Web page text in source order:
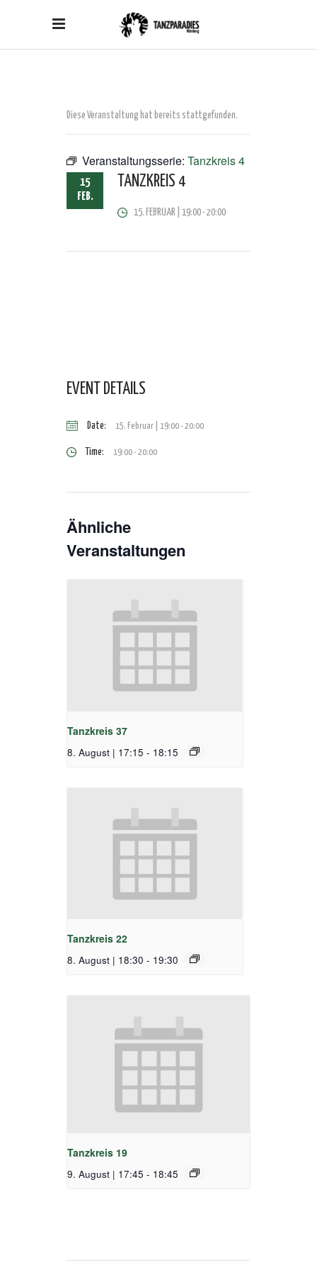
Diese Veranstaltung hat bereits stattgefunden.
Veranstaltungsserie: Tanzkreis 4
15
FEB.
TANZKREIS 4
15. FEBRUAR | 19:00-20:00
EVENT DETAILS
Date: 15. Februar | 19:00-20:00
Time: 19:00 - 20:00
Ähnliche
Veranstaltungen
Tanzkreis 37
8. August | 17:15 - 18:15
Tanzkreis 22
8. August | 18:30 - 19:30
Tanzkreis 19
9. August | 17:45 - 18:45